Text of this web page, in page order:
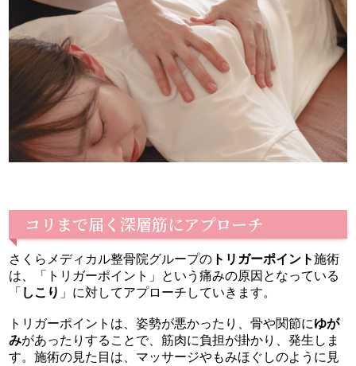
コリまで届く深層筋にアプローチ
さくらメディカル整骨院グループの トリガーポイント施術
は、「トリガーポイント」という痛みの原因となっている
「 しこり 」に対してアプローチしていきます。
トリガーポイントは、姿勢が悪かったり、骨や関節にゆが
みがあったりすることで、筋肉に負担が掛かり、発生しま
す。施術の見た目は、マッサージやもみほぐしのように見